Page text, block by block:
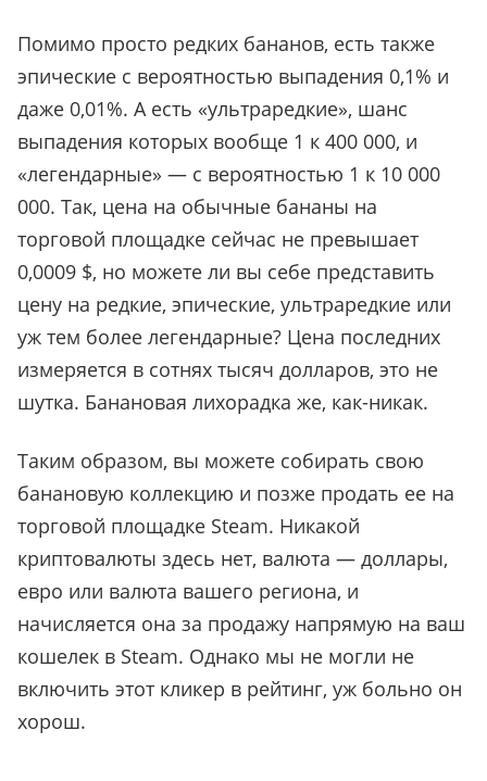
Помимо просто редких бананов, есть также
эпические с вероятностью выпадения 0,1% и
даже 0,01%. А есть «ультраредкие», шанс
выпадения которых вообще 1 к 400 000, и
«легендарные» — с вероятностью 1 к 10 000
000. Так, цена на обычные бананы на
торговой площадке сейчас не превышает
0,0009 $, но можете ли вы себе представить
цену на редкие, эпические, ультраредкие или
уж тем более легендарные? Цена последних
измеряется в сотнях тысяч долларов, это не
шутка. Банановая лихорадка же, как-никак.
Таким образом, вы можете собирать свою
банановую коллекцию и позже продать ее на
торговой площадке Steam. Никакой
криптовалюты здесь нет, валюта — доллары,
евро или валюта вашего региона, и
начисляется она за продажу напрямую на ваш
кошелек в Steam. Однако мы не могли не
включить этот кликер в рейтинг, уж больно он
хорош.